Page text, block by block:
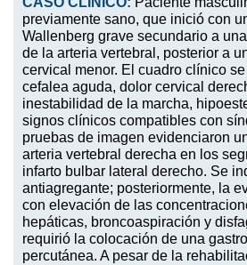
previamente sano, que inició con
Wallenberg grave secundario a
de la arteria vertebral, posterior a
cervical menor. El cuadro clínico
cefalea aguda, dolor cervical
inestabilidad de la marcha,
signos clínicos compatibles con
pruebas de imagen evidenciaron
arteria vertebral derecha en los
infarto bulbar lateral derecho. Se
antiagregante; posteriormente, la
con elevación de las
hepáticas, broncoaspiración y
requirió la colocación de una
percutánea. A pesar de la